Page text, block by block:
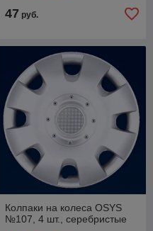
47 руб.
Колпаки на колеса OSYS
№107, 4 шт., серебристые